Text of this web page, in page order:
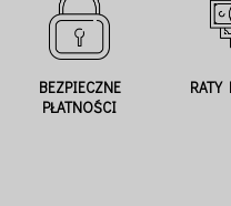
BEZPIECZNE
PŁATNOŚCI
RATY